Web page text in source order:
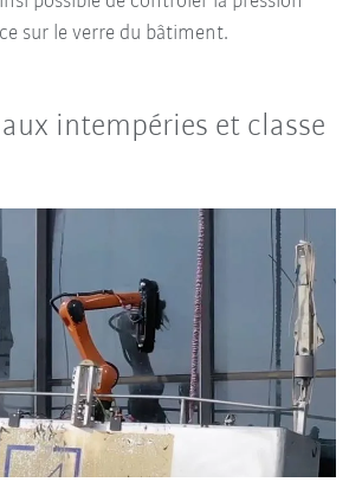
sur le verre du bâtiment.
intempéries et classe